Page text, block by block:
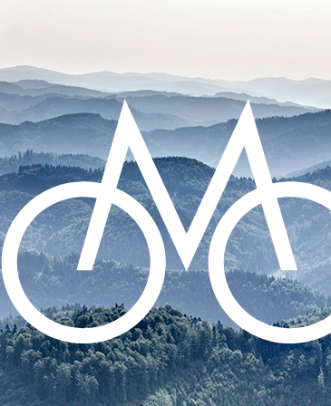
CO POTŘEBUJETE NAJÍT?
HLEDAT
DOPORUČUJEME
ELECTRIC BIKE